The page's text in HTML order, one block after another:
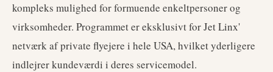
kompleks mulighed for formuende enkeltpersoner og
virksomheder. Programmet er eksklusivt for Jet Linx'
netværk af private flyejere i hele USA, hvilket yderligere
indlejrer kundeværdi i deres servicemodel.